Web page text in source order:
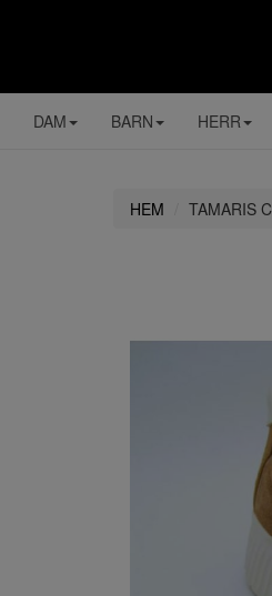
DAM BARN HERR
HEM TAMARIS